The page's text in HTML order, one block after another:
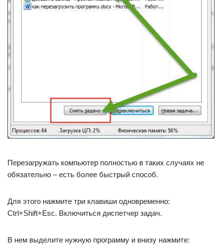
Перезагружать компьютер полностью в таких случаях не
обязательно – есть более быстрый способ.
Для этого нажмите три клавиши одновременно:
Ctrl+Shift+Esc. Включиться диспетчер задач.
В нем выделите нужную программу и внизу нажмите: